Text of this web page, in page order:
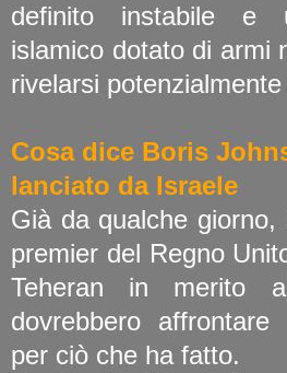
definito instabile e
islamico dotato di armi
rivelarsi
Cosa dice Boris
lanciato da Israele
Già da qualche giorno,
premier del Regno
Teheran in merito
dovrebbero affrontare
per ciò che ha fatto.